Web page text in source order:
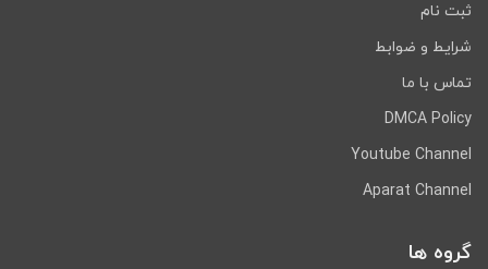
ثبت نام
شرایط و ضوابط
تماس با ما
DMCA Policy
Youtube Channel
Aparat Channel
گروه ها